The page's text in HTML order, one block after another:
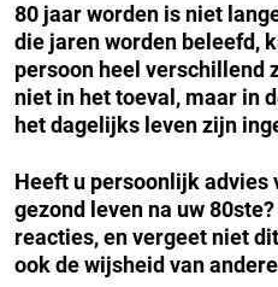
80 jaar worden is niet
die jaren worden beleefd,
persoon heel verschillend
niet in het toeval, maar in
het dagelijks leven zijn
Heeft u persoonlijk advies
gezond leven na uw
reacties, en vergeet niet
ook de wijsheid van